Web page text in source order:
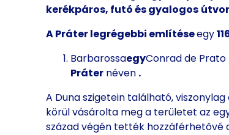
kerékpáros, futó és gyalogos
A Práter legrégebbi említéseegy
BarbarossaegyConrad de Prato
Práter néven .
A Duna szigetein található,
körül vásárolta meg a területet az
század végén tették hozzáférhetővé